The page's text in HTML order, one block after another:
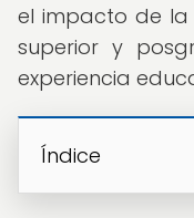
el impacto de
superior y
experiencia
Índice